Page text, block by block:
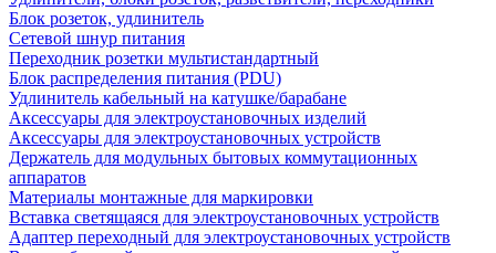
Блок розеток, удлинитель
Сетевой шнур питания
Переходник розетки мультистандартный
Блок распределения питания (PDU)
Удлинитель кабельный на катушке/барабане
Аксессуары для электроустановочных изделий
Аксессуары для электроустановочных устройств
Держатель для модульных бытовых коммутационных
аппаратов
Материалы монтажные для маркировки
Вставка светящаяся для электроустановочных устройств
Адаптер переходный для электроустановочных устройств